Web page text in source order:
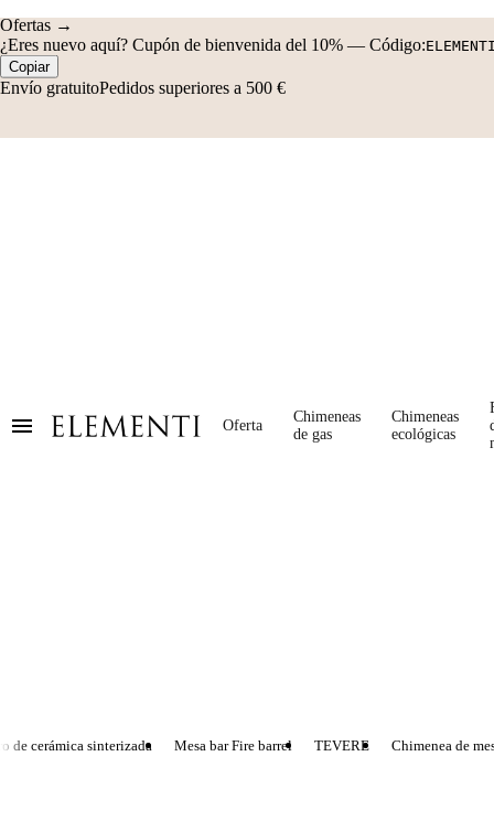
Ofertas →
¿Eres nuevo aquí? Cupón de bienvenida del 10% — Código:
Copiar
Envío gratuitoPedidos superiores a 500 €
Oferta
Chimeneas
de gas
Chimeneas
ecológicas
de cerámica sinterizada Mesa bar Fire barrel TEVERE Chimenea de